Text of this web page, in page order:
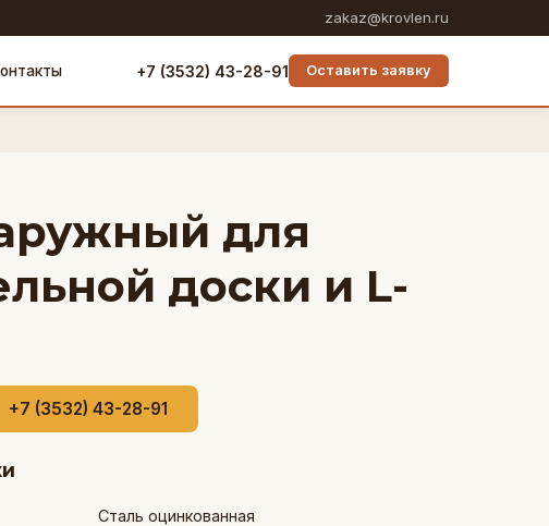
zakaz@krovlen.ru
+7 (3532) 43-28-91 Оставить заявку
для
доски и L-
+7 (3532) 43-28-91
Сталь оцинкованная